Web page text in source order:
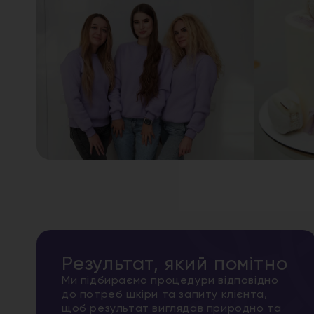
Результат, який помітно
Ми підбираємо процедури відповідно
до потреб шкіри та запиту клієнта,
щоб результат виглядав природно та